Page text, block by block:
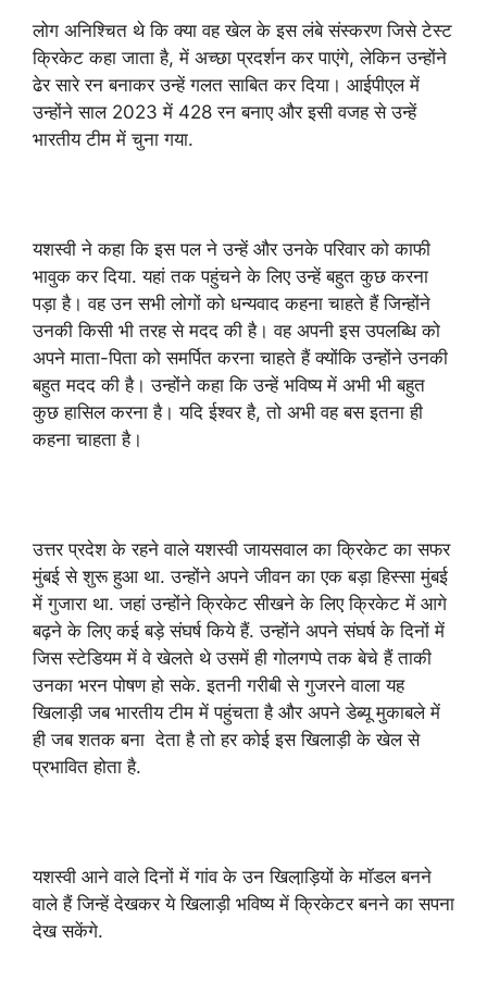
लोग अनिश्चित थे कि क्या वह खेल के इस लंबे संस्करण जिसे टेस्ट
क्रिकेट कहा जाता है, में अच्छा प्रदर्शन कर पाएंगे, लेकिन उन्होंने
ढेर सारे रन बनाकर उन्हें गलत साबित कर दिया। आईपीएल में
उन्होंने साल 2023 में 428 रन बनाए और इसी वजह से उन्हें
भारतीय टीम में चुना गया.
यशस्वी ने कहा कि इस पल ने उन्हें और उनके परिवार को काफी
भावुक कर दिया. यहां तक ​​पहुंचने के लिए उन्हें बहुत कुछ करना
पड़ा है। वह उन सभी लोगों को धन्यवाद कहना चाहते हैं जिन्होंने
उनकी किसी भी तरह से मदद की है। वह अपनी इस उपलब्धि को
अपने माता-पिता को समर्पित करना चाहते हैं क्योंकि उन्होंने उनकी
बहुत मदद की है। उन्होंने कहा कि उन्हें भविष्य में अभी भी बहुत
कुछ हासिल करना है। यदि ईश्वर है, तो अभी वह बस इतना ही
कहना चाहता है।
उत्तर प्रदेश के रहने वाले यशस्वी जायसवाल का क्रिकेट का सफर
मुंबई से शुरू हुआ था. उन्होंने अपने जीवन का एक बड़ा हिस्सा मुंबई
में गुजारा था. जहां उन्होंने क्रिकेट सीखने के लिए क्रिकेट में आगे
बढ़ने के लिए कई बड़े संघर्ष किये हैं. उन्होंने अपने संघर्ष के दिनों में
जिस स्टेडियम में वे खेलते थे उसमें ही गोलगप्पे तक बेचे हैं ताकी
उनका भरन पोषण हो सके. इतनी गरीबी से गुजरने वाला यह
खिलाड़ी जब भारतीय टीम में पहुंचता है और अपने डेब्यू मुकाबले में
ही जब शतक बना देता है तो हर कोई इस खिलाड़ी के खेल से
प्रभावित होता है.
यशस्वी आने वाले दिनों में गांव के उन खिला़ड़ियों के मॉडल बनने
वाले हैं जिन्हें देखकर ये खिलाड़ी भविष्य में क्रिकेटर बनने का सपना
देख सकेंगे.